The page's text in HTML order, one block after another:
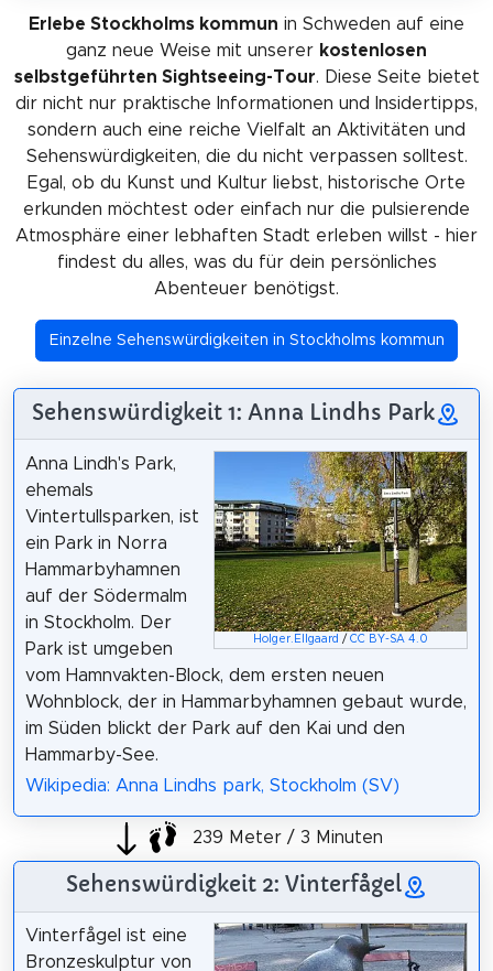
Erlebe Stockholms kommun in Schweden auf eine
ganz neue Weise mit unserer kostenlosen
selbstgeführten Sightseeing-Tour. Diese Seite bietet
dir nicht nur praktische Informationen und Insidertipps,
sondern auch eine reiche Vielfalt an Aktivitäten und
Sehenswürdigkeiten, die du nicht verpassen solltest.
Egal, ob du Kunst und Kultur liebst, historische Orte
erkunden möchtest oder einfach nur die pulsierende
Atmosphäre einer lebhaften Stadt erleben willst - hier
findest du alles, was du für dein persönliches
Abenteuer benötigst.
Einzelne Sehenswürdigkeiten in Stockholms kommun
Sehenswürdigkeit 1: Anna Lindhs Park
Holger.Ellgaard /CC BY-SA 4.0
Anna Lindh's Park,
ehemals
Vintertullsparken, ist
ein Park in Norra
Hammarbyhamnen
auf der Södermalm
in Stockholm. Der
Park ist umgeben
vom Hamnvakten-Block, dem ersten neuen
Wohnblock, der in Hammarbyhamnen gebaut wurde,
im Süden blickt der Park auf den Kai und den
Hammarby-See.
Wikipedia: Anna Lindhs park, Stockholm (SV)
239 Meter / 3 Minuten
Sehenswürdigkeit 2: Vinterfågel
Vinterfågel ist eine
Bronzeskulptur von